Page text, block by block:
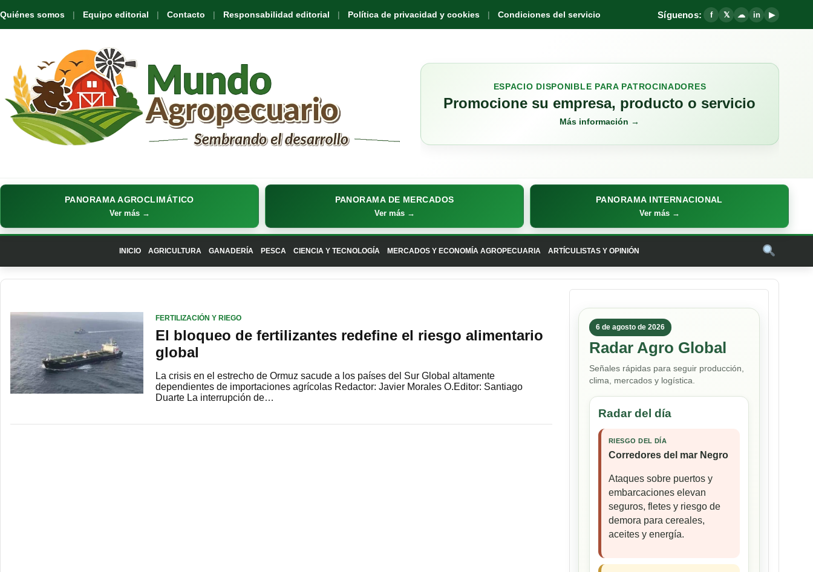
Quiénes somos Equipo editorial Contacto Responsabilidad editorial Política de privacidad y cookies Condiciones del servicio Síguenos: f 𝕏 ☁ in ▶
ESPACIO DISPONIBLE PARA PATROCINADORES
Promocione su empresa, producto o servicio
Más información →
PANORAMA AGROCLIMÁTICO
Ver más →
PANORAMA DE MERCADOS
Ver más →
PANORAMA INTERNACIONAL
Ver más →
INICIO AGRICULTURA GANADERÍA PESCA CIENCIA Y TECNOLOGÍA MERCADOS Y ECONOMÍA AGROPECUARIA ARTÍCULISTAS Y OPINIÓN
FERTILIZACIÓN Y RIEGO
El bloqueo de fertilizantes redefine el riesgo alimentario
global
La crisis en el estrecho de Ormuz sacude a los países del Sur Global altamente
dependientes de importaciones agrícolas Redactor: Javier Morales O.Editor: Santiago
Duarte La interrupción de…
6 de agosto de 2026
Radar Agro Global
Señales rápidas para seguir producción,
clima, mercados y logística.
Radar del día
RIESGO DEL DÍA
Corredores del mar Negro
Ataques sobre puertos y
embarcaciones elevan
seguros, fletes y riesgo de
demora para cereales,
aceites y energía.